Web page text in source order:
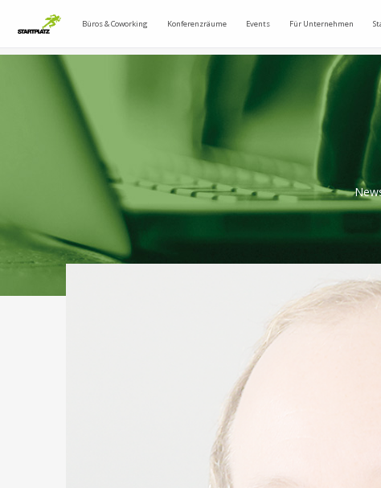
Büros & Coworking Konferenzräume Events Für Unternehmen